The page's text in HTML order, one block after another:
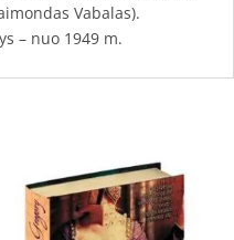
Vabalas).
– nuo 1949 m.